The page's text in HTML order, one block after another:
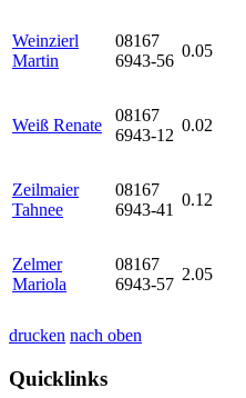
Weinzierl
Martin
08167
6943-56
0.05
Weiß Renate
08167
6943-12
0.02
Zeilmaier
Tahnee
08167
6943-41
0.12
Zelmer
Mariola
08167
6943-57
2.05
drucken nach oben
Quicklinks